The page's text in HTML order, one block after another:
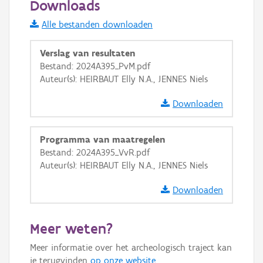
Informatie Vlaanderen
i
+ −
Basis Lagen
GRB-Basiskaart
GRB-Basiskaart in grijswaarden
Downloads
Alle bestanden downloaden
Verslag van resultaten
Bestand: 2024A395_PvM.pdf
Auteur(s): HEIRBAUT Elly N.A., JENNES Niels
Downloaden
Programma van maatregelen
Bestand: 2024A395_VvR.pdf
Auteur(s): HEIRBAUT Elly N.A., JENNES Niels
Downloaden
Meer weten?
Meer informatie over het archeologisch traject kan
je terugvinden op onze website